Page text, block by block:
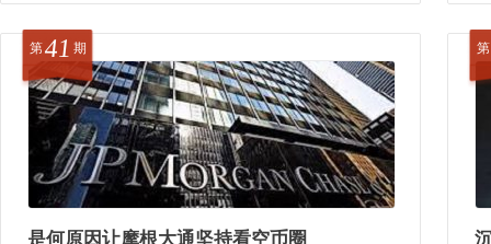
是何原因让摩根大通坚持看空币圈
第41 期 第